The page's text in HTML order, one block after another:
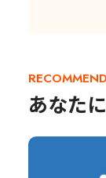
RECOMMEND
あなた